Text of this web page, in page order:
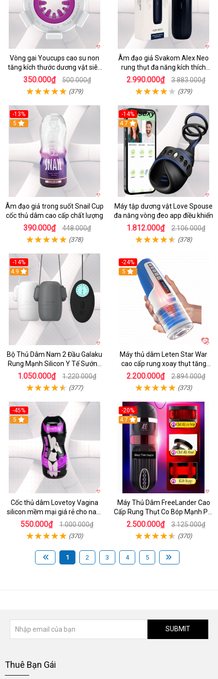
Vòng gai Youcups cao su non
tăng kích thước dương vật siêu
kích thích
350.000₫ 500.000₫
(379)
Âm đạo giả Svakom Alex Neo
rung thụt đa năng kích thích
mạnh
2.990.000₫ 3.883.000₫
(379)
-13%
5
Âm đạo giả trong suốt Snail Cup
cốc thủ dâm cao cấp chất lượng
390.000₫ 448.000₫
(378)
-14%
4.7
Máy tập dương vật Love Spouse
đa năng vòng đeo app điều khiển
1.812.000₫ 2.106.000₫
(378)
-14%
4.9
Bộ Thủ Dâm Nam 2 Đầu Galaku
Rung Mạnh Silicon Y Tế Sướng
Tột Đỉnh
1.050.000₫ 1.220.000₫
(377)
-24%
5
Máy thủ dâm Leten Star War
cao cấp rung xoay thụt tăng
khoái cảm
2.200.000₫ 2.894.000₫
(373)
-45%
5
Cốc thủ dâm Lovetoy Vagina
silicon mềm mại giá rẻ cho nam
cực sướng
550.000₫ 1.000.000₫
(370)
-20%
4.7
Máy Thủ Dâm FreeLander Cao
Cấp Rung Thụt Co Bóp Mạnh Pin
Sạc
2.500.000₫ 3.125.000₫
(370)
1 2 3 4 5
SUBMIT
Thuê Bạn Gái